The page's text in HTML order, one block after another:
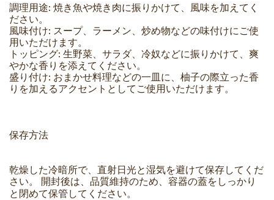
調理用途: 焼き魚や焼き肉に振りかけて、風味を加えてく
ださい。
風味付け: スープ、ラーメン、炒め物などの味付けにご使
用いただけます。
トッピング: 生野菜、サラダ、冷奴などに振りかけて、爽
やかな香りを添えてください。
盛り付け: おまかせ料理などの一皿に、柚子の際立った香
りを加えるアクセントとしてご使用いただけます。
保存方法
乾燥した冷暗所で、直射日光と湿気を避けて保存してくだ
さい。 開封後は、品質維持のため、容器の蓋をしっかり
と閉めて保管してください。